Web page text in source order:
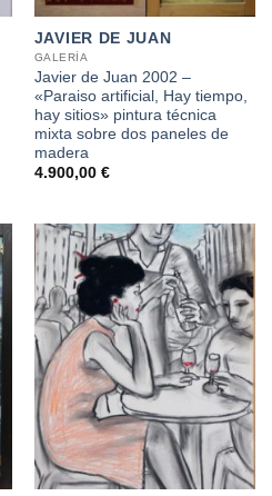
JAVIER DE JUAN
GALERÍA
Javier de Juan 2002 –
«Paraiso artificial, Hay tiempo,
hay sitios» pintura técnica
mixta sobre dos paneles de
madera
4.900,00 €